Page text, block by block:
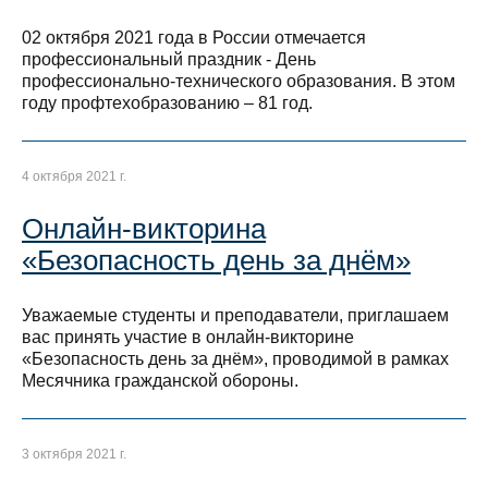
02 октября 2021 года в России отмечается
профессиональный праздник - День
профессионально-технического образования. В этом
году профтехобразованию – 81 год.
4 октября 2021 г.
Онлайн-викторина
«Безопасность день за днём»
Уважаемые студенты и преподаватели, приглашаем
вас принять участие в онлайн-викторине
«Безопасность день за днём», проводимой в рамках
Месячника гражданской обороны.
3 октября 2021 г.